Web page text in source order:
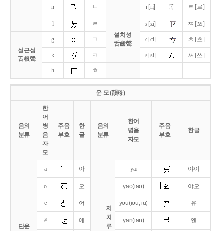
n ㄴ r [ri] ㄖ ㄹ [르]
l
ㄹ
설치성
舌齒聲
z [zi] ㅉ [쯔]
설근성
舌根聲
g ㄱ c [ci] ㅊ [츠]
k ㅋ s [si] ㅆ [쓰]
h ㅎ
운 모 (韻母)
음의
분류
한
어
병
음
자
모
주음
부호
한
글
음의
분류
한어
병음
자모
주음
부호
한글
단운
a 아
제
치
류
yai 야이
o 오 yao(iao) 야오
e 어 you(iou,iu) 유
ê 에 yan(ian) 옌